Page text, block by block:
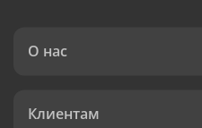
О нас
Клиентам